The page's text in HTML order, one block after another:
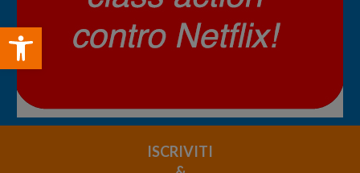
Open toolbar
ISCRIVITI